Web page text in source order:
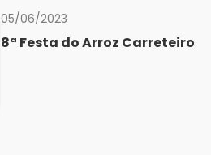
05/06/2023
8ª Festa do Arroz Carreteiro